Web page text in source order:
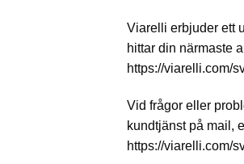
Viarelli erbjuder ett
hittar din närmaste
https://viarelli.com/
Vid frågor eller
kundtjänst på mail,
https://viarelli.com/